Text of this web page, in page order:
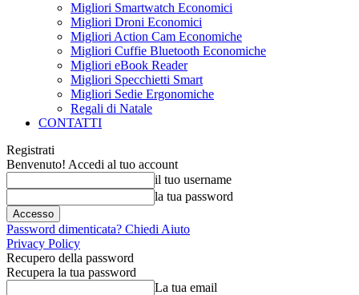
Migliori Smartwatch Economici
Migliori Droni Economici
Migliori Action Cam Economiche
Migliori Cuffie Bluetooth Economiche
Migliori eBook Reader
Migliori Specchietti Smart
Migliori Sedie Ergonomiche
Regali di Natale
CONTATTI
Registrati
Benvenuto! Accedi al tuo account
il tuo username
la tua password
Password dimenticata? Chiedi Aiuto
Privacy Policy
Recupero della password
Recupera la tua password
La tua email